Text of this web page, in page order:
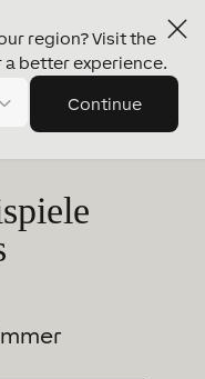
region? Visit the
better experience.
Continue